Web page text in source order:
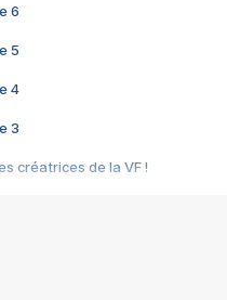
6
5
4
3
créatrices de la VF !